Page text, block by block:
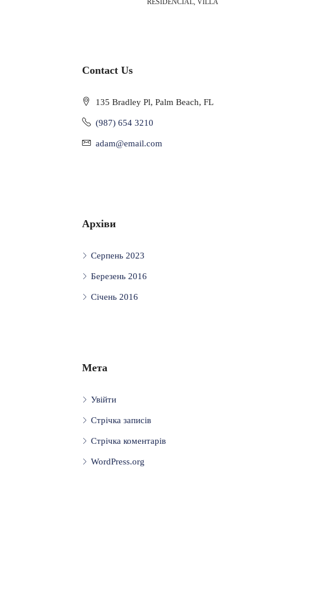
RESIDENCIAL, VILLA
Contact Us
135 Bradley Pl, Palm Beach, FL
(987) 654 3210
adam@email.com
Архіви
Серпень 2023
Березень 2016
Січень 2016
Мета
Увійти
Стрічка записів
Стрічка коментарів
WordPress.org